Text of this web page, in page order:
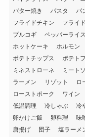
バター焼き
パスタ パ
フライドチキン
フライ
プルコギ
ペッパーライス
ホットケーキ
ホルモン
ポテトチップス
ポテト
ミネストローネ
ミート
ラーメン
リゾット ロ
ローストポーク
ワイン
低温調理
冷しゃぶ 冷
卵かけご飯
卵料理 味
唐揚げ
団子 塩ラーメ